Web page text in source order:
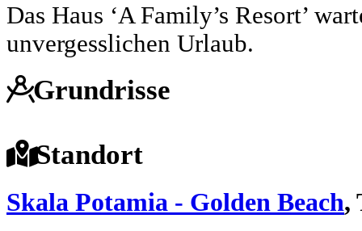
Das Haus ‘A Family’s Resort’
unvergesslichen Urlaub.
Grundrisse
Standort
Skala Potamia - Golden Beach,